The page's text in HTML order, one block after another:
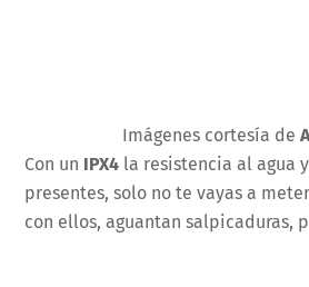
Imágenes cortesía de
Con un IPX4 la resistencia al agua
presentes, solo no te vayas a
con ellos, aguantan salpicaduras,